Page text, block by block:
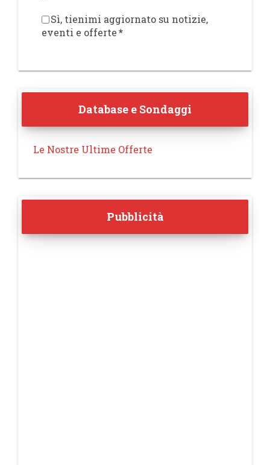
Sì, tienimi aggiornato su notizie,
eventi e offerte*
Database e Sondaggi
Le Nostre Ultime Offerte
Pubblicità